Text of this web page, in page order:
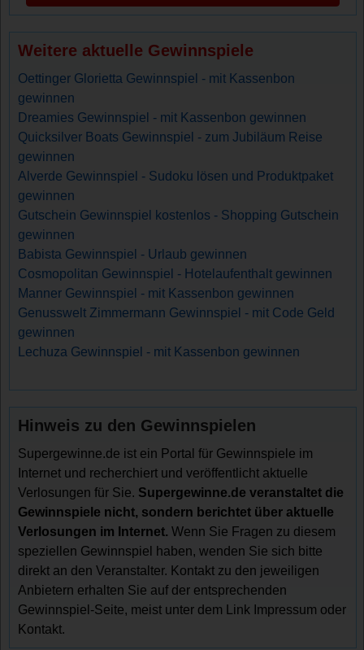
Weitere aktuelle Gewinnspiele
Oettinger Glorietta Gewinnspiel - mit Kassenbon
gewinnen
Dreamies Gewinnspiel - mit Kassenbon gewinnen
Quicksilver Boats Gewinnspiel - zum Jubiläum Reise
gewinnen
Alverde Gewinnspiel - Sudoku lösen und Produktpaket
gewinnen
Gutschein Gewinnspiel kostenlos - Shopping Gutschein
gewinnen
Babista Gewinnspiel - Urlaub gewinnen
Cosmopolitan Gewinnspiel - Hotelaufenthalt gewinnen
Manner Gewinnspiel - mit Kassenbon gewinnen
Genusswelt Zimmermann Gewinnspiel - mit Code Geld
gewinnen
Lechuza Gewinnspiel - mit Kassenbon gewinnen
Hinweis zu den Gewinnspielen
Supergewinne.de ist ein Portal für Gewinnspiele im
Internet und recherchiert und veröffentlicht aktuelle
Verlosungen für Sie. Supergewinne.de veranstaltet die
Gewinnspiele nicht, sondern berichtet über aktuelle
Verlosungen im Internet. Wenn Sie Fragen zu diesem
speziellen Gewinnspiel haben, wenden Sie sich bitte
direkt an den Veranstalter. Kontakt zu den jeweiligen
Anbietern erhalten Sie auf der entsprechenden
Gewinnspiel-Seite, meist unter dem Link Impressum oder
Kontakt.